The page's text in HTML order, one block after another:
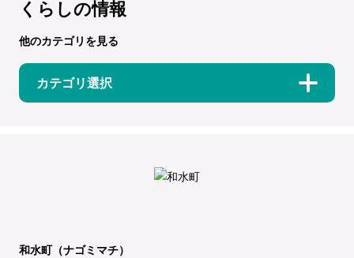
くらしの情報
他のカテゴリを見る
カテゴリ選択
和水町（ナゴミマチ）